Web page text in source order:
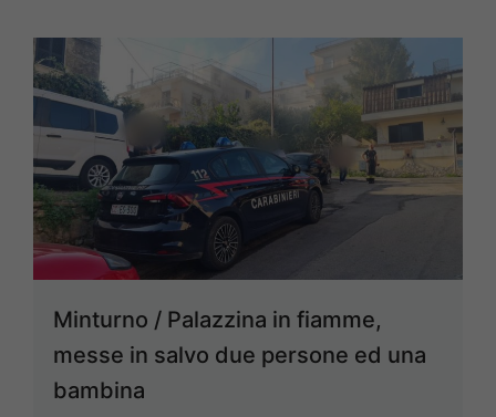
Minturno / Palazzina in fiamme,
messe in salvo due persone ed una
bambina